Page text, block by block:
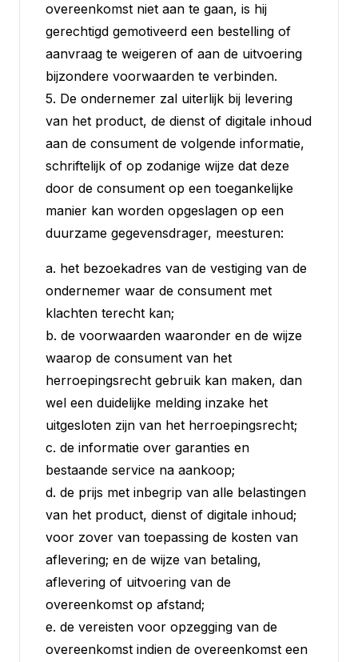
overeenkomst niet aan te gaan, is hij
gerechtigd gemotiveerd een bestelling of
aanvraag te weigeren of aan de uitvoering
bijzondere voorwaarden te verbinden.
5. De ondernemer zal uiterlijk bij levering
van het product, de dienst of digitale inhoud
aan de consument de volgende informatie,
schriftelijk of op zodanige wijze dat deze
door de consument op een toegankelijke
manier kan worden opgeslagen op een
duurzame gegevensdrager, meesturen:
a. het bezoekadres van de vestiging van de
ondernemer waar de consument met
klachten terecht kan;
b. de voorwaarden waaronder en de wijze
waarop de consument van het
herroepingsrecht gebruik kan maken, dan
wel een duidelijke melding inzake het
uitgesloten zijn van het herroepingsrecht;
c. de informatie over garanties en
bestaande service na aankoop;
d. de prijs met inbegrip van alle belastingen
van het product, dienst of digitale inhoud;
voor zover van toepassing de kosten van
aflevering; en de wijze van betaling,
aflevering of uitvoering van de
overeenkomst op afstand;
e. de vereisten voor opzegging van de
overeenkomst indien de overeenkomst een